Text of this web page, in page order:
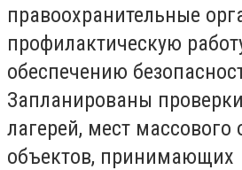
правоохранительные
профилактическую
обеспечению
Запланированы
лагерей, мест массового
объектов, принимающих